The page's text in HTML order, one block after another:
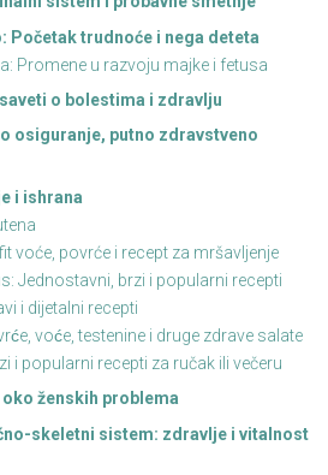
Početak trudnoće i nega deteta
Promene u razvoju majke i fetusa
o bolestima i zdravlju
osiguranje, putno zdravstveno
i ishrana
voće, povrće i recept za mršavljenje
Jednostavni, brzi i popularni recepti
i dijetalni recepti
voće, testenine i druge zdrave salate
i popularni recepti za ručak ili večeru
ženskih problema
skeletni sistem: zdravlje i vitalnost